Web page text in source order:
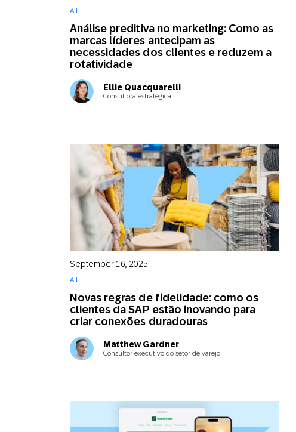
Análise preditiva no marketing: Como as
marcas líderes antecipam as
necessidades dos clientes e reduzem a
rotatividade
All
Ellie Quacquarelli
Consultora estratégica
Novas regras de fidelidade: como os
clientes da SAP estão inovando para
criar conexões duradouras
September 16, 2025
All
Matthew Gardner
Consultor executivo do setor de varejo